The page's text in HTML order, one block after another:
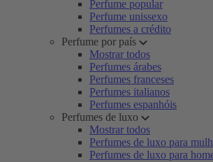
Perfume popular
Perfume unissexo
Perfumes a crédito
Perfume por país
Mostrar todos
Perfumes árabes
Perfumes franceses
Perfumes italianos
Perfumes espanhóis
Perfumes de luxo
Mostrar todos
Perfumes de luxo para
Perfumes de luxo para